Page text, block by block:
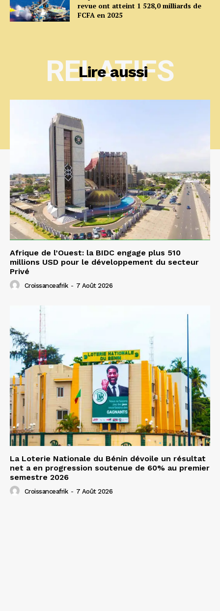
revue ont atteint 1 528,0 milliards de
FCFA en 2025
Lire aussi
RELATIFS
Afrique de l’Ouest: la BIDC engage plus 510
millions USD pour le développement du secteur
Privé
Croissanceafrik - 7 Août 2026
La Loterie Nationale du Bénin dévoile un résultat
net a en progression soutenue de 60% au premier
semestre 2026
Croissanceafrik - 7 Août 2026